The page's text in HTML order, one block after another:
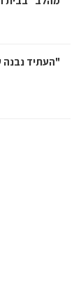
"העתיד נבנה